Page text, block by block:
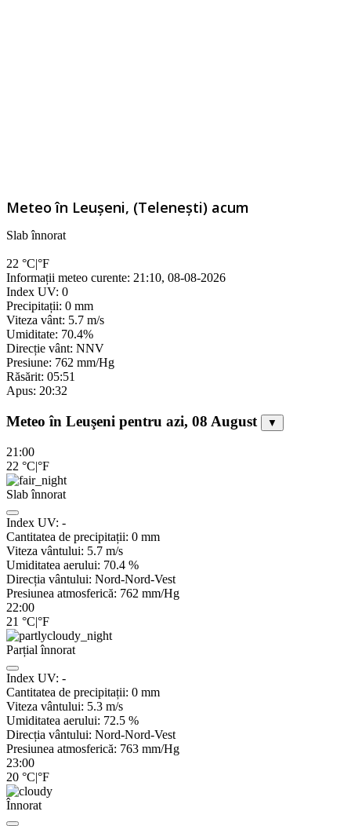
Meteo în Leuşeni, (Telenești) acum
Slab înnorat
22 °C|°F
Informații meteo curente: 21:10, 08-08-2026
Index UV: 0
Precipitații: 0 mm
Viteza vânt: 5.7 m/s
Umiditate: 70.4%
Direcție vânt: NNV
Presiune: 762 mm/Hg
Răsărit: 05:51
Apus: 20:32
Meteo în Leuşeni pentru azi, 08 August ▼
21:00
22 °C|°F
Slab înnorat
Index UV: -
Cantitatea de precipitații: 0 mm
Viteza vântului: 5.7 m/s
Umiditatea aerului: 70.4 %
Direcția vântului: Nord-Nord-Vest
Presiunea atmosferică: 762 mm/Hg
22:00
21 °C|°F
Parțial înnorat
Index UV: -
Cantitatea de precipitații: 0 mm
Viteza vântului: 5.3 m/s
Umiditatea aerului: 72.5 %
Direcția vântului: Nord-Nord-Vest
Presiunea atmosferică: 763 mm/Hg
23:00
20 °C|°F
Înnorat